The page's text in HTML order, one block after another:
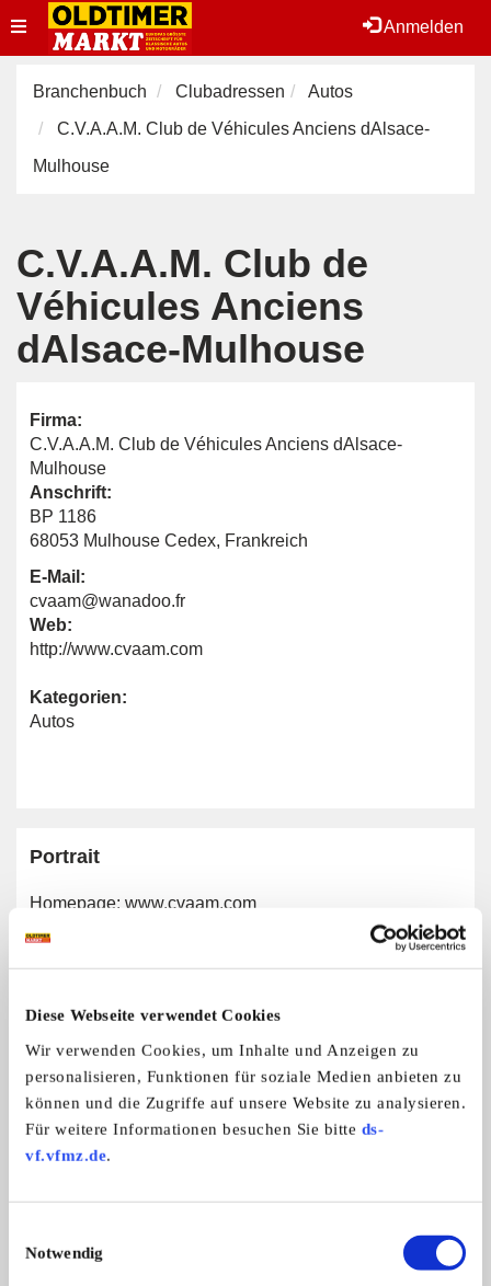
Diese Webseite verwendet Cookies
Wir verwenden Cookies, um Inhalte und Anzeigen zu
personalisieren, Funktionen für soziale Medien anbieten zu
können und die Zugriffe auf unsere Website zu analysieren.
Für weitere Informationen besuchen Sie bitte ds-
vf.vfmz.de.
Notwendig
Anmelden
Toggle
navigation
Branchenbuch Clubadressen
Autos
C.V.A.A.M. Club de Véhicules Anciens dAlsace-
Mulhouse
C.V.A.A.M. Club de
Véhicules Anciens
dAlsace-Mulhouse
Firma:
C.V.A.A.M. Club de Véhicules Anciens dAlsace-
Mulhouse
Anschrift:
BP 1186
68053 Mulhouse Cedex, Frankreich
E-Mail:
cvaam@wanadoo.fr
Web:
http://www.cvaam.com
Kategorien:
Autos
Portrait
Homepage: www.cvaam.com
Automarken:
Alle Marken
C.V.A.A.M. Club de Véhicules Anciens
dAlsace-Mulhouse